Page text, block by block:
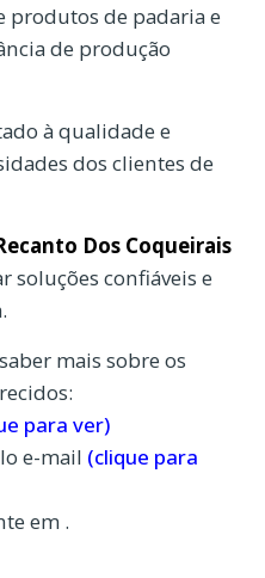
produtos de padaria e
de produção
à qualidade e
dos clientes de
Dos Coqueirais
soluções confiáveis e
mais sobre os
para ver)
e-mail (clique para
em .